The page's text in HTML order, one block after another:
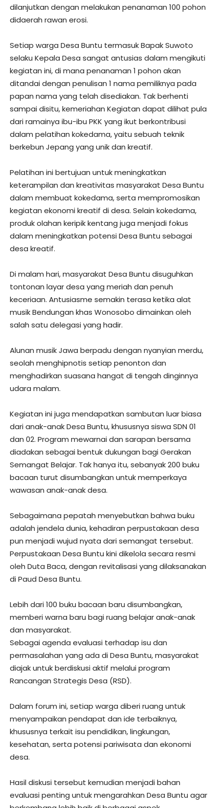
dilanjutkan dengan melakukan penanaman 100 pohon
didaerah rawan erosi.
Setiap warga Desa Buntu termasuk Bapak Suwoto
selaku Kepala Desa sangat antusias dalam mengikuti
kegiatan ini, di mana penanaman 1 pohon akan
ditandai dengan penulisan 1 nama pemiliknya pada
papan nama yang telah disediakan. Tak berhenti
sampai disitu, kemeriahan Kegiatan dapat dilihat pula
dari ramainya ibu-ibu PKK yang ikut berkontribusi
dalam pelatihan kokedama, yaitu sebuah teknik
berkebun Jepang yang unik dan kreatif.
Pelatihan ini bertujuan untuk meningkatkan
keterampilan dan kreativitas masyarakat Desa Buntu
dalam membuat kokedama, serta mempromosikan
kegiatan ekonomi kreatif di desa. Selain kokedama,
produk olahan keripik kentang juga menjadi fokus
dalam meningkatkan potensi Desa Buntu sebagai
desa kreatif.
Di malam hari, masyarakat Desa Buntu disuguhkan
tontonan layar desa yang meriah dan penuh
keceriaan. Antusiasme semakin terasa ketika alat
musik Bendungan khas Wonosobo dimainkan oleh
salah satu delegasi yang hadir.
Alunan musik Jawa berpadu dengan nyanyian merdu,
seolah menghipnotis setiap penonton dan
menghadirkan suasana hangat di tengah dinginnya
udara malam.
Kegiatan ini juga mendapatkan sambutan luar biasa
dari anak-anak Desa Buntu, khususnya siswa SDN 01
dan 02. Program mewarnai dan sarapan bersama
diadakan sebagai bentuk dukungan bagi Gerakan
Semangat Belajar. Tak hanya itu, sebanyak 200 buku
bacaan turut disumbangkan untuk memperkaya
wawasan anak-anak desa.
Sebagaimana pepatah menyebutkan bahwa buku
adalah jendela dunia, kehadiran perpustakaan desa
pun menjadi wujud nyata dari semangat tersebut.
Perpustakaan Desa Buntu kini dikelola secara resmi
oleh Duta Baca, dengan revitalisasi yang dilaksanakan
di Paud Desa Buntu.
Lebih dari 100 buku bacaan baru disumbangkan,
memberi warna baru bagi ruang belajar anak-anak
dan masyarakat.
Sebagai agenda evaluasi terhadap isu dan
permasalahan yang ada di Desa Buntu, masyarakat
diajak untuk berdiskusi aktif melalui program
Rancangan Strategis Desa (RSD).
Dalam forum ini, setiap warga diberi ruang untuk
menyampaikan pendapat dan ide terbaiknya,
khususnya terkait isu pendidikan, lingkungan,
kesehatan, serta potensi pariwisata dan ekonomi
desa.
Hasil diskusi tersebut kemudian menjadi bahan
evaluasi penting untuk mengarahkan Desa Buntu agar